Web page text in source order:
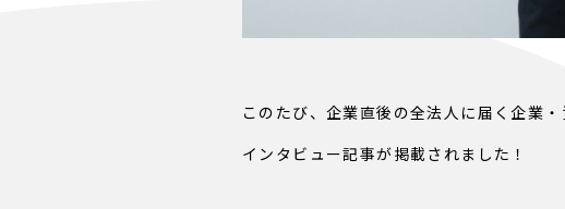
このたび、企業直後の全法人に届く企業
インタビュー記事が掲載されました！